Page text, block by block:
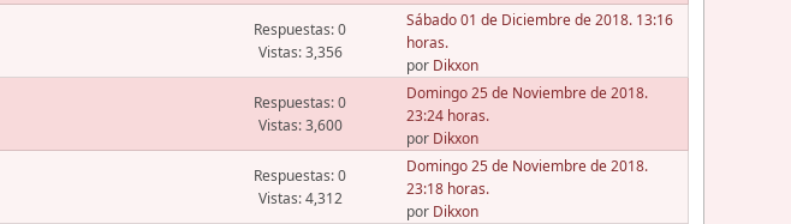
Respuestas: 0
Vistas: 3,356
Sábado 01 de Diciembre de 2018. 13:16
horas.
por Dikxon
Respuestas: 0
Vistas: 3,600
Domingo 25 de Noviembre de 2018.
23:24 horas.
por Dikxon
Respuestas: 0
Vistas: 4,312
Domingo 25 de Noviembre de 2018.
23:18 horas.
por Dikxon